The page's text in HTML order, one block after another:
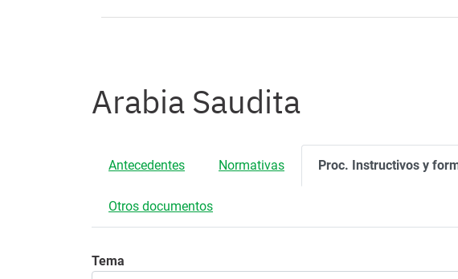
Arabia Saudita
Antecedentes Normativas Proc. Instructivos y
Otros documentos
Tema